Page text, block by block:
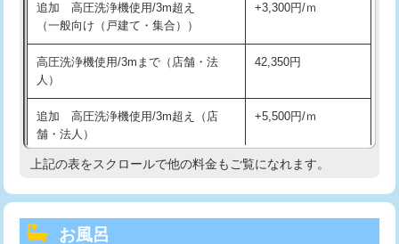
追加 高圧洗浄機使用/3m超え
（一般向け（戸建て・集合））
+3,300円/ｍ
高圧洗浄機使用/3mまで（店舗・法
人）
42,350円
追加 高圧洗浄機使用/3m超え（店
舗・法人）
+5,500円/ｍ
高度高圧洗浄換 現地調査
上記の表をスクロールで他の料金もご覧になれます。
お風呂